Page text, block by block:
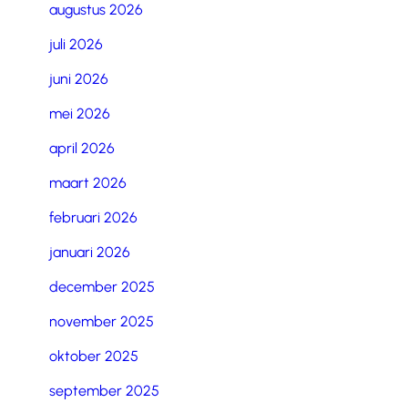
augustus 2026
juli 2026
juni 2026
mei 2026
april 2026
maart 2026
februari 2026
januari 2026
december 2025
november 2025
oktober 2025
september 2025